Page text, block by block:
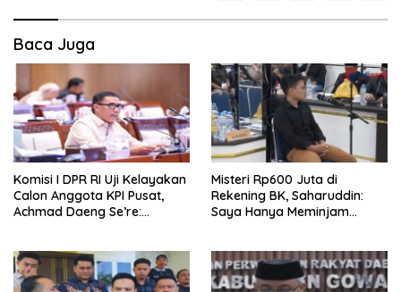
Baca Juga
Komisi I DPR RI Uji Kelayakan
Calon Anggota KPI Pusat,
Achmad Daeng Se’re:
Misteri Rp600 Juta di
Rekening BK, Saharuddin:
Saya Hanya Meminjam
Tahap